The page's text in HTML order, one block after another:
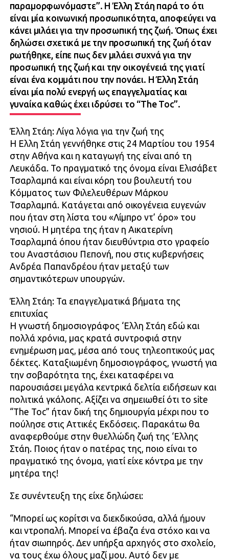
παραμορφωνόμαστε”. H Έλλη Στάη παρά το ότι
είναι μία κοινωνική προσωπικότητα, αποφεύγει να
κάνει μιλάει για την προσωπική της ζωή. Όπως έχει
δηλώσει σχετικά με την προσωπική της ζωή όταν
ρωτήθηκε, είπε πως δεν μιλάει συχνά για την
προσωπική της ζωή και την οικογένειά της γιατί
είναι ένα κομμάτι που την πονάει. Η Έλλη Στάη
είναι μία πολύ ενεργή ως επαγγελματίας και
γυναίκα καθώς έχει ιδρύσει το “The Toc”.
Έλλη Στάη: Λίγα λόγια για την ζωή της
Η Ελλη Στάη γεννήθηκε στις 24 Μαρτίου του 1954
στην Αθήνα και η καταγωγή της είναι από τη
Λευκάδα. Το πραγματικό της όνομα είναι Ελισάβετ
Τσαρλαμπά και είναι κόρη του βουλευτή του
Κόμματος των Φιλελευθέρων Μάρκου
Τσαρλαμπά. Κατάγεται από οικογένεια ευγενών
που ήταν στη λίστα του «Λίμπρο ντ’ όρο» του
νησιού. Η μητέρα της ήταν η Αικατερίνη
Τσαρλαμπά όπου ήταν διευθύντρια στο γραφείο
του Αναστάσιου Πεπονή, που στις κυβερνήσεις
Ανδρέα Παπανδρέου ήταν μεταξύ των
σημαντικότερων υπουργών.
Έλλη Στάη: Τα επαγγελματικά βήματα της
επιτυχίας
Η γνωστή δημοσιογράφος ‘Ελλη Στάη εδώ και
πολλά χρόνια, μας κρατά συντροφιά στην
ενημέρωση μας, μέσα από τους τηλεοπτικούς μας
δέκτες. Καταξιωμένη δημοσιογράφος, γνωστή για
την σοβαρότητα της, έχει καταφέρει να
παρουσιάσει μεγάλα κεντρικά δελτία ειδήσεων και
πολιτικά γκάλοπς. Αξίζει να σημειωθεί ότι το site
“The Toc” ήταν δική της δημιουργία μέχρι που το
πούλησε στις Αττικές Εκδόσεις. Παρακάτω θα
αναφερθούμε στην θυελλώδη ζωή της ‘Ελλης
Στάη. Ποιος ήταν ο πατέρας της, ποιο είναι το
πραγματικό της όνομα, γιατί είχε κόντρα με την
μητέρα της!
Σε συνέντευξη της είχε δηλώσει:
“Μπορεί ως κορίτσι να διεκδικούσα, αλλά ήμουν
και ντροπαλή. Μπορεί να έβαζα ένα στόχο και να
ήταν σιωπηρός. Δεν υπήρξα αρχηγός στο σχολείο,
να τους έχω όλους μαζί μου. Αυτό δεν με